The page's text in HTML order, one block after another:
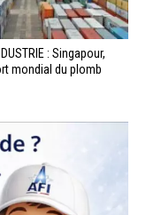
: Singapour,
mondial du plomb